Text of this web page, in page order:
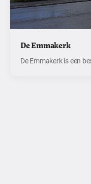
De Emmakerk
De Emmakerk is een